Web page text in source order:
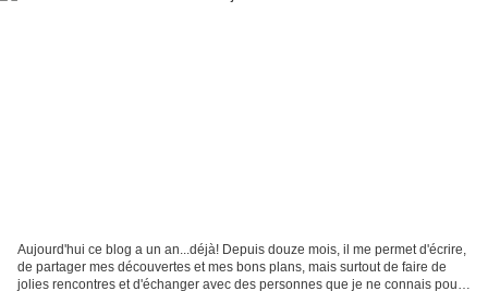
Aujourd'hui ce blog a un an...déjà! Depuis douze mois, il me permet d'écrire,
de partager mes découvertes et mes bons plans, mais surtout de faire de
jolies rencontres et d'échanger avec des personnes que je ne connais pour